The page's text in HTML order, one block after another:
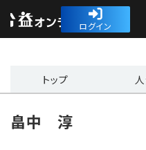
ログイン
トップ
畠中 淳